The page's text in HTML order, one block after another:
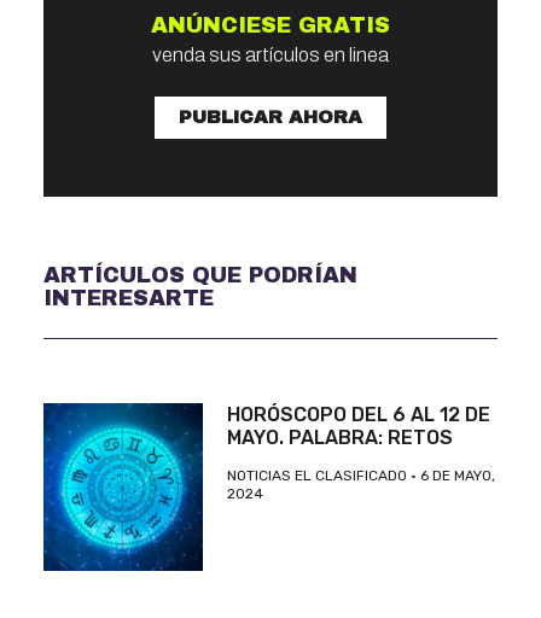
ANÚNCIESE GRATIS
venda sus artículos en linea
PUBLICAR AHORA
ARTÍCULOS QUE PODRÍAN
INTERESARTE
HORÓSCOPO DEL 6 AL 12 DE
MAYO. PALABRA: RETOS
NOTICIAS EL CLASIFICADO
6 DE MAYO,
2024